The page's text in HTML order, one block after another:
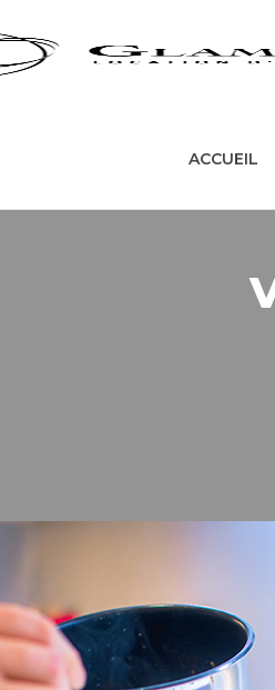
ACCUEIL